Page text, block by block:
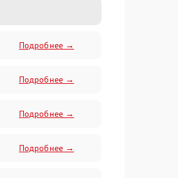
Подробнее →
Подробнее →
Подробнее →
Подробнее →